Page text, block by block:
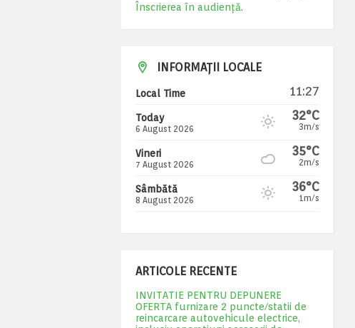
Înscrierea în audiență.
INFORMAȚII LOCALE
Local Time 11:27
Today
6 August 2026
32°C
3m/s
Vineri
7 August 2026
35°C
2m/s
Sâmbătă
8 August 2026
36°C
1m/s
ARTICOLE RECENTE
INVITATIE PENTRU DEPUNERE
OFERTA furnizare 2 puncte/statii de
reincarcare autovehicule electrice,